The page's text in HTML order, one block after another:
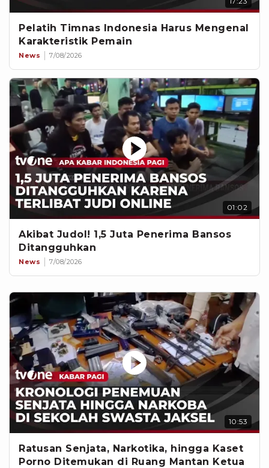
Pelatih Timnas Indonesia Harus Mengenal
Karakteristik Pemain
News 7/08/2026
01:02
Akibat Judol! 1,5 Juta Penerima Bansos
Ditangguhkan
News 7/08/2026
10:53
Ratusan Senjata, Narkotika, hingga Kaset
Porno Ditemukan di Ruang Mantan Ketua